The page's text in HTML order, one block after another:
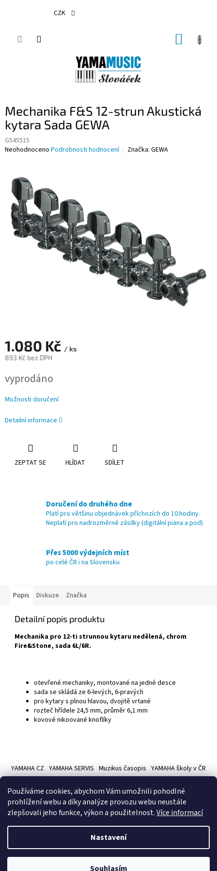
Používáme cookies, abychom Vám umožnili pohodlné
prohlížení webu a díky analýze provozu webu neustále
zlepšovali jeho funkce, výkon a použitelnost.Více informací
Nastavení
Souhlasím
CZK
Mechanika F&S 12-strun Akustická
kytara Sada GEWA
G545515
Průměrné
0,0
hvězdiček.
Neohodnoceno Podrobnosti hodnocení Značka: GEWA
1.080 Kč / ks
893 Kč bez DPH
cena:
vyprodáno
Možnosti doručení
Detailní informace
ZEPTAT SE HLÍDAT SDÍLET
Doručení do druhého dne
Platí pro většinu objednávek příchozích do 10.hodiny.
Neplatí pro nadrozměrné zásilky (digitální piana a pod)
Přes 5000 výdejních míst
po celé ČR i na Slovensku
Popis Diskuze Značka
Detailní popis produktu
Mechanika pro 12-ti strunnou kytaru nedělená, chrom
Fire&Stone, sada 6L/6R.
otevřené mechaniky, montované na jedné desce
sada se skládá ze 6-levých, 6-pravých
pro kytary s plnou hlavou, dvojitě vrtané
rozteč hřídele 24,5 mm, průměr 6,1 mm
kovové nikoované knoflíky
p
YAMAHA CZ YAMAHA SERVIS Muzikus časopis YAMAHA školy v ČR
Copyright 2026Hudební nástroje YAMAMUSIC. Všechna práva